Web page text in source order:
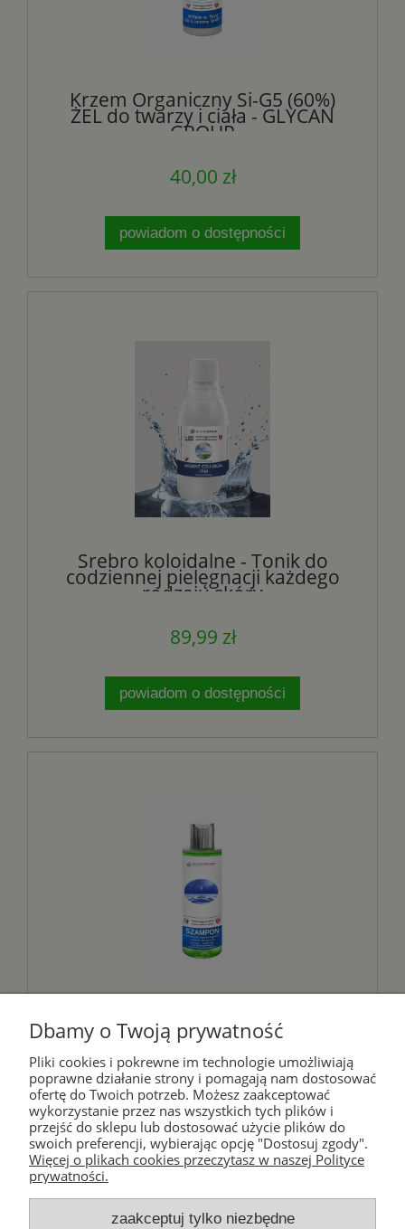
Krzem Organiczny Si-G5 (60%)
ŻEL do twarzy i ciała - GLYCAN
GROUP
40,00 zł
powiadom o dostępności
Srebro koloidalne - Tonik do
codziennej pielęgnacji każdego
rodzaju skóry
89,99 zł
powiadom o dostępności
Szampon na bazie Krzemu
Organicznego G5™ - GLYCAN
GROUP
60,00 zł
powiadom o dostępności
Dbamy o Twoją prywatność
Pliki cookies i pokrewne im technologie umożliwiają
poprawne działanie strony i pomagają nam dostosować
ofertę do Twoich potrzeb. Możesz zaakceptować
wykorzystanie przez nas wszystkich tych plików i
przejść do sklepu lub dostosować użycie plików do
swoich preferencji, wybierając opcję "Dostosuj zgody".
Więcej o plikach cookies przeczytasz w naszej Polityce
prywatności.
zaakceptuj tylko niezbędne